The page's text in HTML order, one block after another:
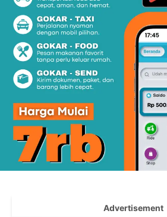
Advertisement